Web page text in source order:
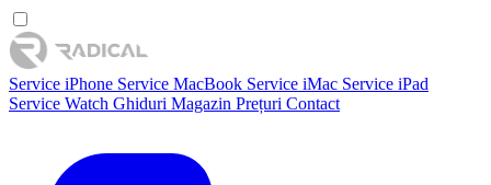
Service iPhone Service MacBook Service iMac Service iPad
Service Watch Ghiduri Magazin Prețuri Contact